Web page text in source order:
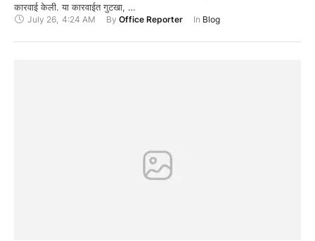
कारवाई केली. या कारवाईत गुटखा, …
July 26 4:24 AM By Office Reporter In Blog